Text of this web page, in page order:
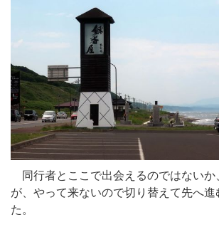
同行者とここで出会えるのではないか
が、やって来ないので切り替えて先へ進
た。